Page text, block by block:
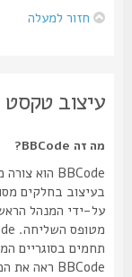
חזור למעלה
עיצוב טקסט
מה זה BBCode?
על-ידי המנהל הראשי,
תחמים בסוגריים
BBCode ראה את המדריך אליו ניתן לגשת מעמוד השליחה.